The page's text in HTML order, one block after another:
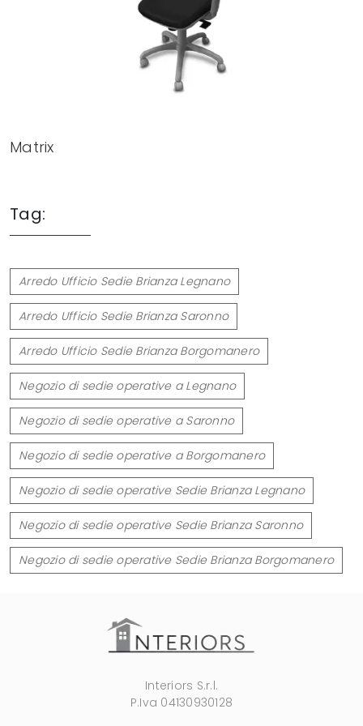
Matrix
Tag:
Arredo Ufficio Sedie Brianza Legnano
Arredo Ufficio Sedie Brianza Saronno
Arredo Ufficio Sedie Brianza Borgomanero
Negozio di sedie operative a Legnano
Negozio di sedie operative a Saronno
Negozio di sedie operative a Borgomanero
Negozio di sedie operative Sedie Brianza Legnano
Negozio di sedie operative Sedie Brianza Saronno
Negozio di sedie operative Sedie Brianza Borgomanero
Interiors S.r.l.
P.Iva 04130930128